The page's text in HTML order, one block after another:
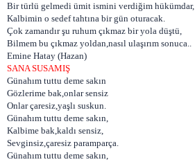
Bir türlü gelmedi ümit ismini verdiğim hükümdar,
Kalbimin o sedef tahtına bir gün oturacak.
Çok zamandır şu ruhum çıkmaz bir yola düştü,
Bilmem bu çıkmaz yoldan,nasıl ulaşırım sonuca..
Emine Hatay (Hazan)
SANA SUSAMIŞ
Günahım tuttu deme sakın
Gözlerime bak,onlar sensiz
Onlar çaresiz,yaşlı suskun.
Günahım tuttu deme sakın,
Kalbime bak,kaldı sensiz,
Sevginsiz,çaresiz paramparça.
Günahım tuttu deme sakın,